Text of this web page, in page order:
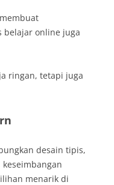
belajar online juga
ringan, tetapi juga
desain tipis,
menarik di